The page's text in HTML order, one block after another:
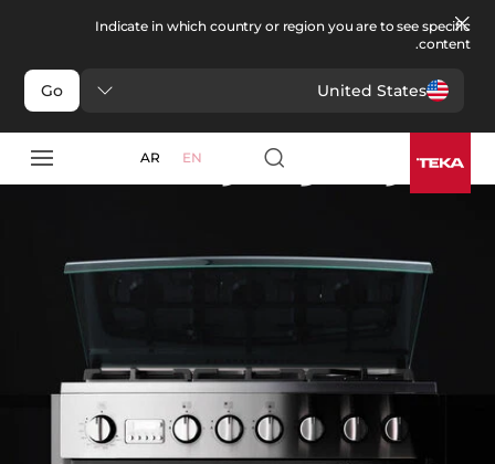
Indicate in which country or region you are to see specific
content.
United States
Go
EN
AR
مطبخ>أجهزة البوتاجاز المستقلة
أجهزة البوتاجاز المستقلة